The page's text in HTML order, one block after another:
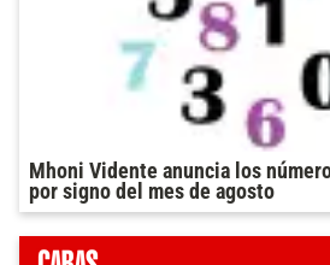
Mhoni Vidente anuncia los
por signo del mes de agosto